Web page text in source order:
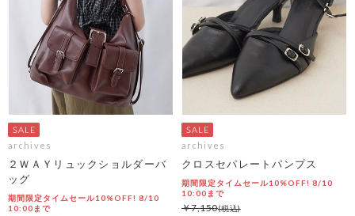
archives
２ＷＡＹリュックショルダーバ
ッグ
期間限定タイムセール10%OFF! 8/10
10:00まで
archives
クロスセパレートパンプス
期間限定タイムセール10%OFF! 8/10
10:00まで
￥7,150